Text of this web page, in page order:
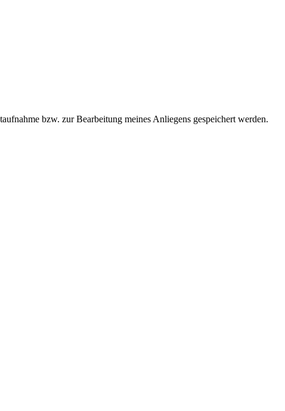
bzw. zur Bearbeitung meines Anliegens gespeichert werden.